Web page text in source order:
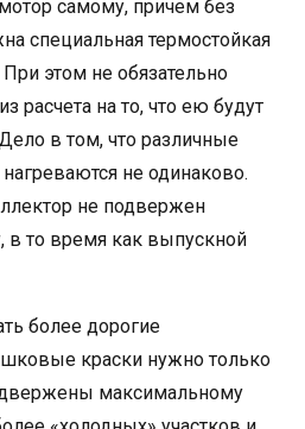
самому, причем без
специальная термостойкая
этом не обязательно
расчета на то, что ею будут
в том, что различные
не одинаково.
не подвержен
в то время как выпускной
более дорогие
краски нужно только
максимальному